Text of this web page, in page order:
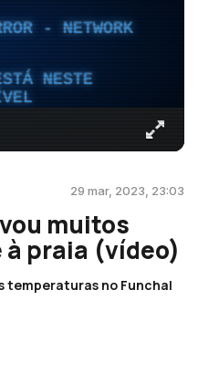
- NETWORK
NESTE
29 mar, 2023, 23:03
muitos
praia (vídeo)
temperaturas no Funchal